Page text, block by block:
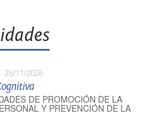
26/11/2026
DE PROMOCIÓN DE LA
Y PREVENCIÓN DE LA